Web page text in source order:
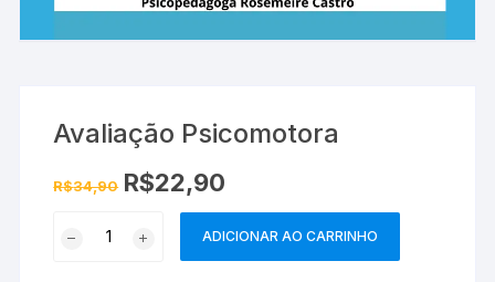
Avaliação Psicomotora
R$34,90 O
preço
R$34,90.
R$22,90
atual
é:
R$22,90.
Psicomotora
ADICIONAR AO CARRINHO